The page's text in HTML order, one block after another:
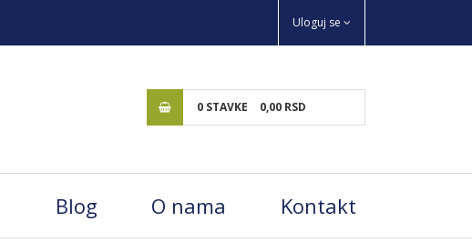
Uloguj se
0 STAVKE 0,00 RSD
Blog O nama Kontakt